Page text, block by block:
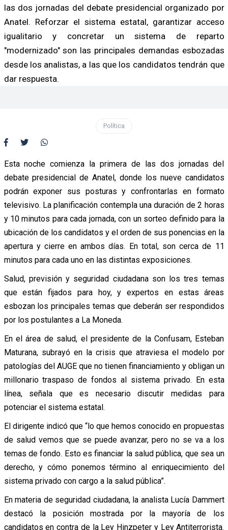
las dos jornadas del debate presidencial organizado por
Anatel. Reforzar el sistema estatal, garantizar acceso
igualitario y concretar un sistema de reparto
"modernizado" son las principales demandas esbozadas
desde los analistas, a las que los candidatos tendrán que
dar respuesta.
Política
Esta noche comienza la primera de las dos jornadas del
debate presidencial de Anatel, donde los nueve candidatos
podrán exponer sus posturas y confrontarlas en formato
televisivo. La planificación contempla una duración de 2 horas
y 10 minutos para cada jornada, con un sorteo definido para la
ubicación de los candidatos y el orden de sus ponencias en la
apertura y cierre en ambos días. En total, son cerca de 11
minutos para cada uno en las distintas exposiciones.
Salud, previsión y seguridad ciudadana son los tres temas
que están fijados para hoy, y expertos en estas áreas
esbozan los principales temas que deberán ser respondidos
por los postulantes a La Moneda.
En el área de salud, el presidente de la Confusam, Esteban
Maturana, subrayó en la crisis que atraviesa el modelo por
patologías del AUGE que no tienen financiamiento y obligan un
millonario traspaso de fondos al sistema privado. En esta
línea, señala que es necesario discutir medidas para
potenciar el sistema estatal.
El dirigente indicó que “lo que hemos conocido en propuestas
de salud vemos que se puede avanzar, pero no se va a los
temas de fondo. Esto es financiar la salud pública, que sea un
derecho, y cómo ponemos término al enriquecimiento del
sistema privado con cargo a la salud pública”.
En materia de seguridad ciudadana, la analista Lucía Dammert
destacó la posición mostrada por la mayoría de los
candidatos en contra de la Ley Hinzpeter y Ley Antiterrorista.